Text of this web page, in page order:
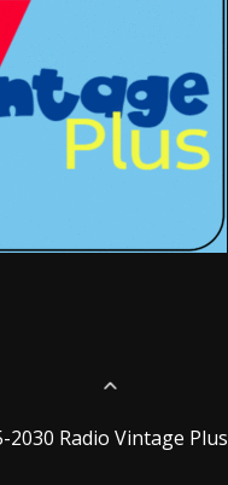
Radio Vintage Plus